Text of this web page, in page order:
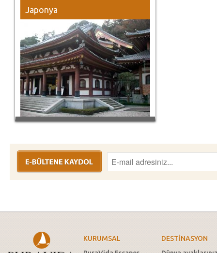
Japonya
KURUMSAL
DESTİNASYON